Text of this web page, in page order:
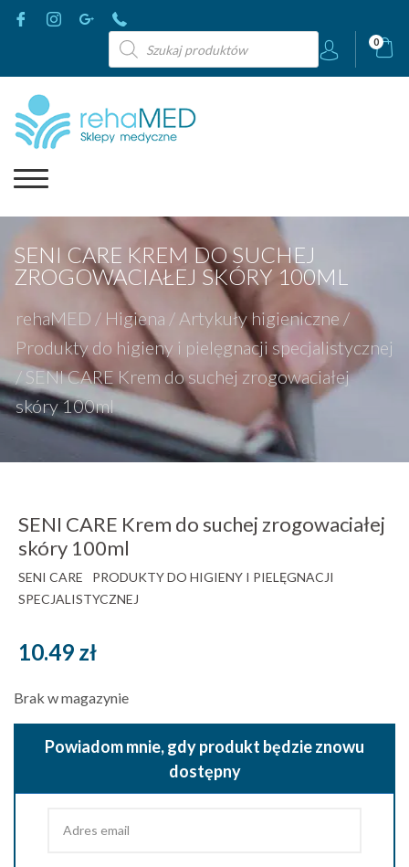
Wyszukiwarka
produktów
0
SENI CARE KREM DO SUCHEJ
ZROGOWACIAŁEJ SKÓRY 100ML
rehaMED / Higiena / Artykuły higieniczne /
Produkty do higieny i pielęgnacji specjalistycznej
/ SENI CARE Krem do suchej zrogowaciałej
skóry 100ml
SENI CARE Krem do suchej zrogowaciałej
skóry 100ml
SENI CARE
PRODUKTY DO HIGIENY I PIELĘGNACJI
SPECJALISTYCZNEJ
10.49 zł
Brak w magazynie
Powiadom mnie, gdy produkt będzie znowu
dostępny